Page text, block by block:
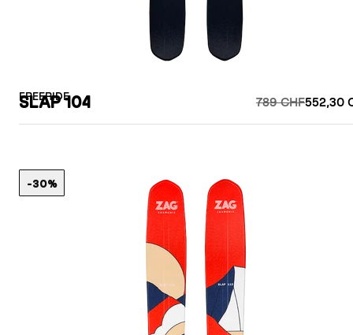
FREERIDE
SLAP 104 789 CHF552,30
-30%